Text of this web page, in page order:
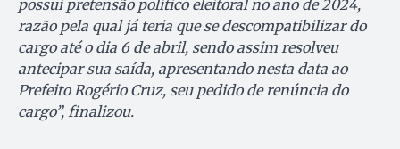
possui pretensão político eleitoral no ano de 2024,
razão pela qual já teria que se descompatibilizar do
cargo até o dia 6 de abril, sendo assim resolveu
antecipar sua saída, apresentando nesta data ao
Prefeito Rogério Cruz, seu pedido de renúncia do
cargo”, finalizou.